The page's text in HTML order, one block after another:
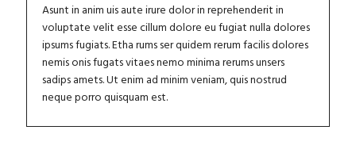
Asunt in anim uis aute irure dolor in reprehenderit in
voluptate velit esse cillum dolore eu fugiat nulla dolores
ipsums fugiats. Etha rums ser quidem rerum facilis dolores
nemis onis fugats vitaes nemo minima rerums unsers
sadips amets. Ut enim ad minim veniam, quis nostrud
neque porro quisquam est.